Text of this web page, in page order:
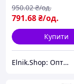
791.68₴/од.
950.02 ₴/од.
Купити
Elnik.Shop: Оптово-роздрібна компанія